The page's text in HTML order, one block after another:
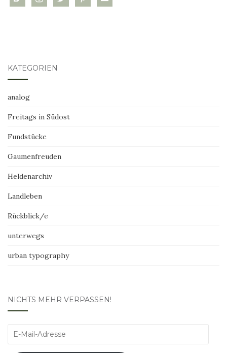
KATEGORIEN
analog
Freitags in Südost
Fundstücke
Gaumenfreuden
Heldenarchiv
Landleben
Rückblick/e
unterwegs
urban typography
NICHTS MEHR VERPASSEN!
E-